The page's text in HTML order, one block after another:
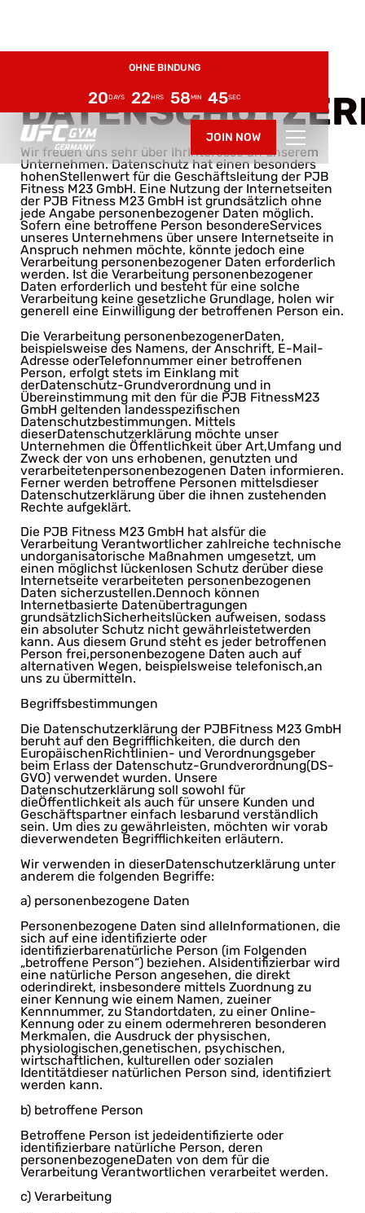
ENDET AUTOMATISCH
20DAYS 22HRS 58MIN 44SEC
JOIN NOW
Wir freuen uns sehr über IhrInteresse an unserem
Unternehmen. Datenschutz hat einen besonders
hohenStellenwert für die Geschäftsleitung der PJB
Fitness M23 GmbH. Eine Nutzung der Internetseiten
der PJB Fitness M23 GmbH ist grundsätzlich ohne
jede Angabe personenbezogener Daten möglich.
Sofern eine betroffene Person besondereServices
unseres Unternehmens über unsere Internetseite in
Anspruch nehmen möchte, könnte jedoch eine
Verarbeitung personenbezogener Daten erforderlich
werden. Ist die Verarbeitung personenbezogener
Daten erforderlich und besteht für eine solche
Verarbeitung keine gesetzliche Grundlage, holen wir
generell eine Einwilligung der betroffenen Person ein.
Die Verarbeitung personenbezogenerDaten,
beispielsweise des Namens, der Anschrift, E-Mail-
Adresse oderTelefonnummer einer betroffenen
Person, erfolgt stets im Einklang mit
derDatenschutz-Grundverordnung und in
Übereinstimmung mit den für die PJB FitnessM23
GmbH geltenden landesspezifischen
Datenschutzbestimmungen. Mittels
dieserDatenschutzerklärung möchte unser
Unternehmen die Öffentlichkeit über Art,Umfang und
Zweck der von uns erhobenen, genutzten und
verarbeitetenpersonenbezogenen Daten informieren.
Ferner werden betroffene Personen mittelsdieser
Datenschutzerklärung über die ihnen zustehenden
Rechte aufgeklärt.
Die PJB Fitness M23 GmbH hat alsfür die
Verarbeitung Verantwortlicher zahlreiche technische
undorganisatorische Maßnahmen umgesetzt, um
einen möglichst lückenlosen Schutz derüber diese
Internetseite verarbeiteten personenbezogenen
Daten sicherzustellen.Dennoch können
Internetbasierte Datenübertragungen
grundsätzlichSicherheitslücken aufweisen, sodass
ein absoluter Schutz nicht gewährleistetwerden
kann. Aus diesem Grund steht es jeder betroffenen
Person frei,personenbezogene Daten auch auf
alternativen Wegen, beispielsweise telefonisch,an
uns zu übermitteln.
Begriffsbestimmungen
Die Datenschutzerklärung der PJBFitness M23 GmbH
beruht auf den Begrifflichkeiten, die durch den
EuropäischenRichtlinien- und Verordnungsgeber
beim Erlass der Datenschutz-Grundverordnung(DS-
GVO) verwendet wurden. Unsere
Datenschutzerklärung soll sowohl für
dieÖffentlichkeit als auch für unsere Kunden und
Geschäftspartner einfach lesbarund verständlich
sein. Um dies zu gewährleisten, möchten wir vorab
dieverwendeten Begrifflichkeiten erläutern.
Wir verwenden in dieserDatenschutzerklärung unter
anderem die folgenden Begriffe:
a) personenbezogene Daten
Personenbezogene Daten sind alleInformationen, die
sich auf eine identifizierte oder
identifizierbarenatürliche Person (im Folgenden
„betroffene Person“) beziehen. Alsidentifizierbar wird
eine natürliche Person angesehen, die direkt
oderindirekt, insbesondere mittels Zuordnung zu
einer Kennung wie einem Namen, zueiner
Kennnummer, zu Standortdaten, zu einer Online-
Kennung oder zu einem odermehreren besonderen
Merkmalen, die Ausdruck der physischen,
physiologischen,genetischen, psychischen,
wirtschaftlichen, kulturellen oder sozialen
Identitätdieser natürlichen Person sind, identifiziert
werden kann.
b) betroffene Person
Betroffene Person ist jedeidentifizierte oder
identifizierbare natürliche Person, deren
personenbezogeneDaten von dem für die
Verarbeitung Verantwortlichen verarbeitet werden.
c) Verarbeitung